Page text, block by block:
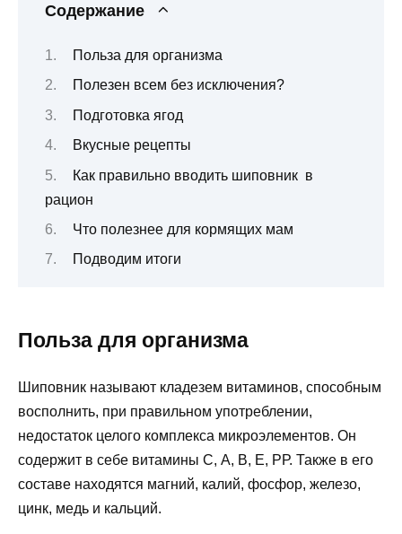
Содержание
Польза для организма
Полезен всем без исключения?
Подготовка ягод
Вкусные рецепты
Как правильно вводить шиповник в
рацион
Что полезнее для кормящих мам
Подводим итоги
Польза для организма
Шиповник называют кладезем витаминов, способным
восполнить, при правильном употреблении,
недостаток целого комплекса микроэлементов. Он
содержит в себе витамины С, А, В, Е, РР. Также в его
составе находятся магний, калий, фосфор, железо,
цинк, медь и кальций.